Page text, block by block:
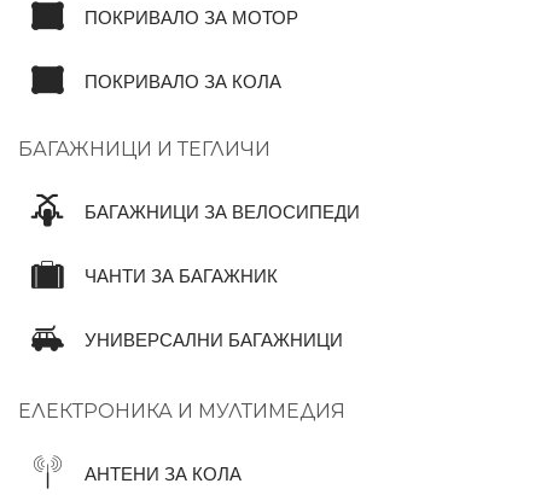
ПОКРИВАЛО ЗА МОТОР
ПОКРИВАЛО ЗА КОЛА
БАГАЖНИЦИ И ТЕГЛИЧИ
БАГАЖНИЦИ ЗА ВЕЛОСИПЕДИ
ЧАНТИ ЗА БАГАЖНИК
УНИВЕРСАЛНИ БАГАЖНИЦИ
ЕЛЕКТРОНИКА И МУЛТИМЕДИЯ
АНТЕНИ ЗА КОЛА